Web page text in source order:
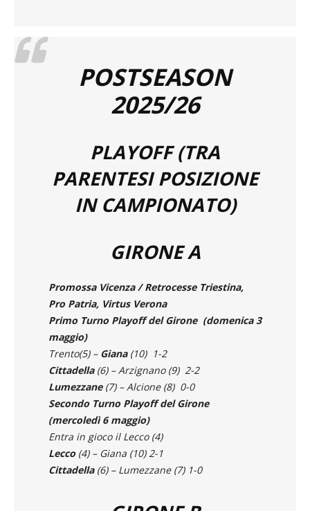
POSTSEASON
2025/26
PLAYOFF (TRA
PARENTESI POSIZIONE
IN CAMPIONATO)
GIRONE A
Promossa Vicenza / Retrocesse Triestina,
Pro Patria, Virtus Verona
Primo Turno Playoff del Girone (domenica 3
maggio)
Trento(5) –Giana(10) 1-2
Cittadella(6) – Arzignano (9) 2-2
Lumezzane(7) – Alcione (8) 0-0
Secondo Turno Playoff del Girone
(mercoledì 6 maggio)
Entra in gioco il Lecco (4)
Lecco(4) – Giana (10) 2-1